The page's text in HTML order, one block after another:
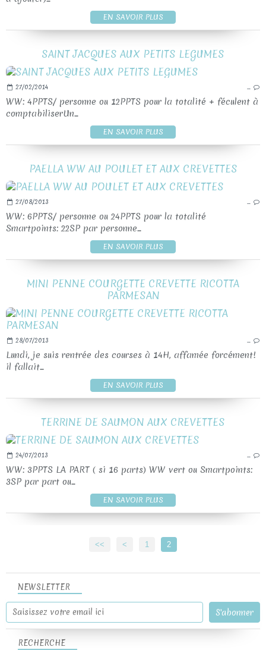
EN SAVOIR PLUS
SAINT JACQUES AUX PETITS LEGUMES
27/02/2014 …
WW: 4PPTS/ personne ou 12PPTS pour la totalité + féculent à
comptabiliserUn...
EN SAVOIR PLUS
PAELLA WW AU POULET ET AUX CREVETTES
27/08/2013 …
WW: 6PPTS/ personne ou 24PPTS pour la totalité
Smartpoints: 22SP par personne...
EN SAVOIR PLUS
MINI PENNE COURGETTE CREVETTE RICOTTA
PARMESAN
28/07/2013 …
Lundi, je suis rentrée des courses à 14H, affamée forcément!
il fallait...
EN SAVOIR PLUS
TERRINE DE SAUMON AUX CREVETTES
24/07/2013 …
WW: 3PPTS LA PART ( si 16 parts) WW vert ou Smartpoints:
3SP par part ou...
EN SAVOIR PLUS
<< < 1 2
NEWSLETTER
RECHERCHE